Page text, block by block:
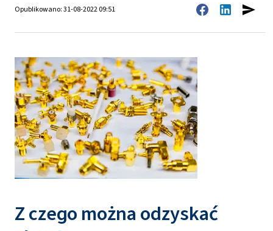
Opublikowano: 31-08-2022 09:51
Z czego można odzyskać